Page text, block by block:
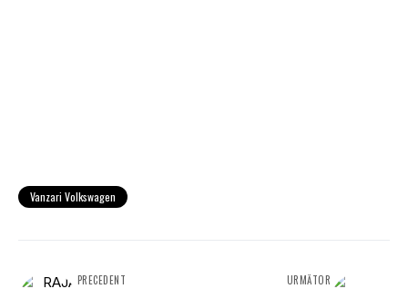
Vanzari Volkswagen
PRECEDENT URMĂTOR